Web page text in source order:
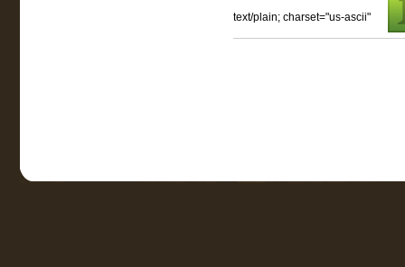
text/plain; charset="us-ascii"